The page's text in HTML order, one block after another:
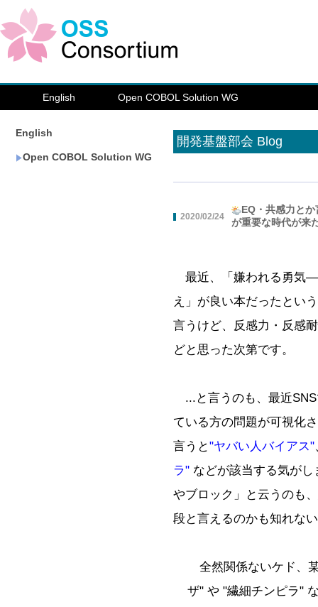
English Open COBOL Solution WG
English
Open COBOL Solution WG
開発基盤部会 Blog
2020/02/24
EQ・共感力と
が重要な時代が来
最近、「嫌われる勇気
え」が良い本だったとい
言うけど、反感力・反感
どと思った次第です。
...と言うのも、最近
ている方の問題が可視化
言うと"ヤバい人バイアス"
ラ" などが該当する気が
やブロック」と云うのも
段と言えるのかも知れな
全然関係ないケド、
ザ" や "繊細チンピラ"